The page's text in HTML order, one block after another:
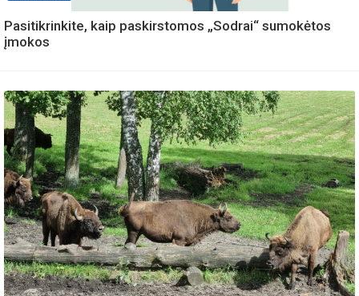
Pasitikrinkite, kaip paskirstomos „Sodrai“ sumokėtos
įmokos